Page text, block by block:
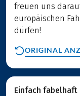
freuen uns
europäischen
dürfen!
ORIGINAL
Einfach fabelhaft